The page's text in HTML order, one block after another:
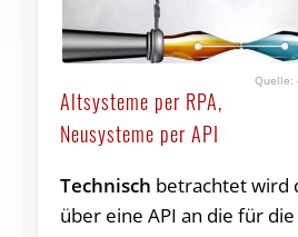
Altsysteme per RPA,
Neusysteme per API
Technisch betrachtet wird
über eine API an die für